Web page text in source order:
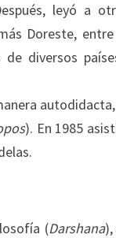
leyó a
Doreste,
de diversos
). En 1985
(Darshana